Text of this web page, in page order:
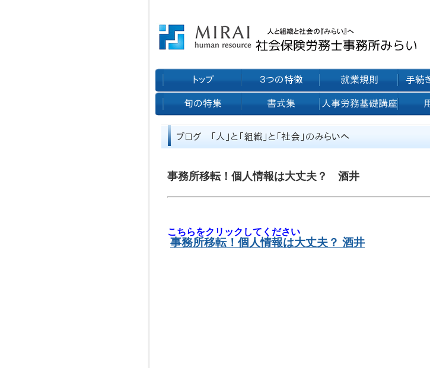
事務所移転！個人情報は大丈夫？ 酒井
こちらをクリックしてください
事務所移転！個人情報は大丈夫？ 酒井